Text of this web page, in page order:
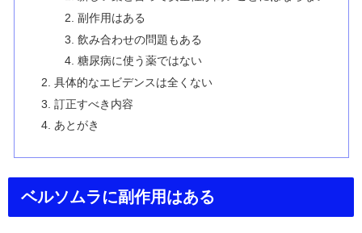
副作用はある
飲み合わせの問題もある
糖尿病に使う薬ではない
具体的なエビデンスは全くない
訂正すべき内容
あとがき
ベルソムラに副作用はある